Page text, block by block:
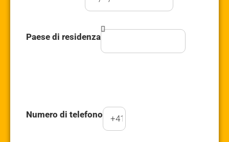
Paese di residenza
Numero di telefono